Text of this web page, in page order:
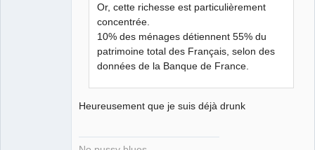
Or, cette richesse est particulièrement
concentrée.
10% des ménages détiennent 55% du
patrimoine total des Français, selon des
données de la Banque de France.
Heureusement que je suis déjà drunk